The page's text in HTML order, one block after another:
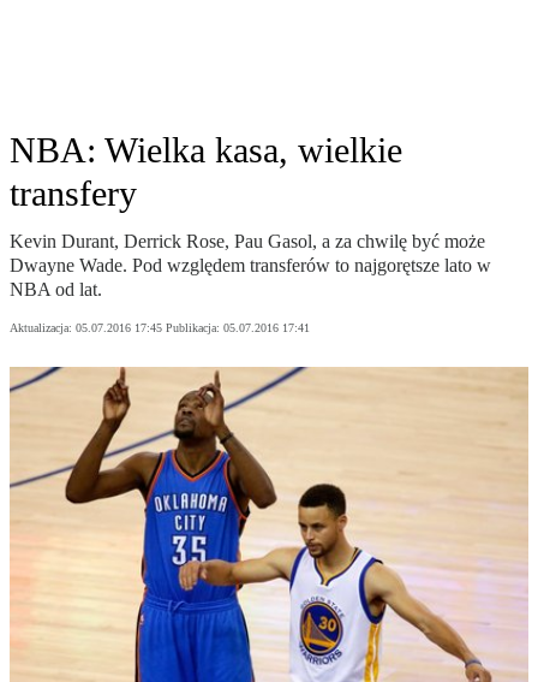
NBA: Wielka kasa, wielkie
transfery
Kevin Durant, Derrick Rose, Pau Gasol, a za chwilę być może
Dwayne Wade. Pod względem transferów to najgorętsze lato w
NBA od lat.
Aktualizacja: 05.07.2016 17:45 Publikacja: 05.07.2016 17:41